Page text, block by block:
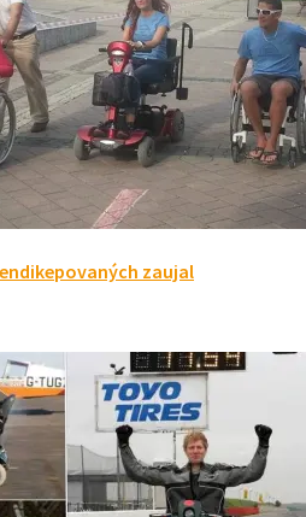
zaujal